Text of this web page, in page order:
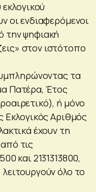
οι ενδιαφερόμενοι
την ψηφιακή
στον ιστότοπο
τα
Πατέρα, Έτος
ή μόνο
Εκλογικός Αριθμός
έχουν τη
τις
και 2131313800,
όλο το